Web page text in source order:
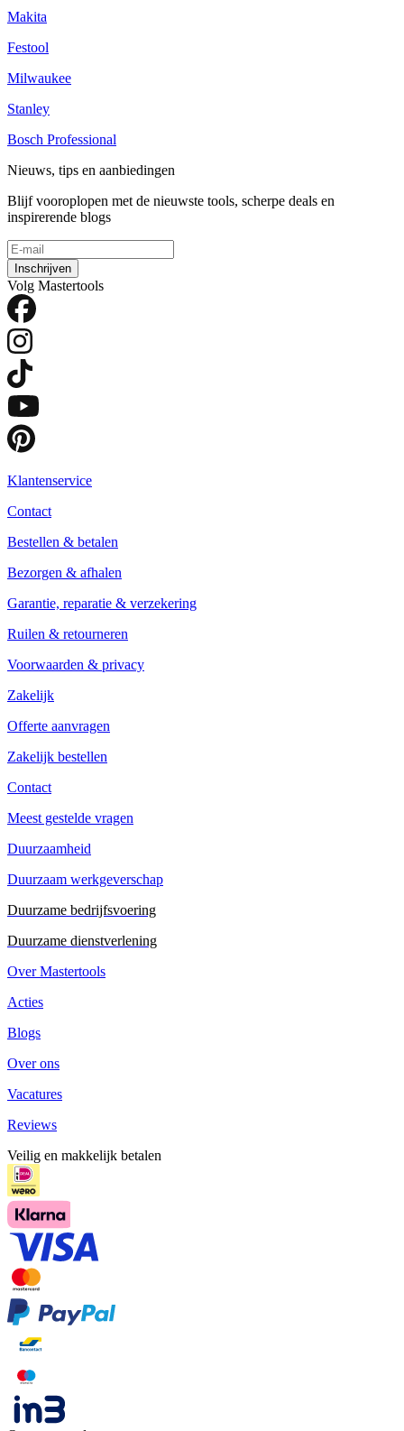
Makita
Festool
Milwaukee
Stanley
Bosch Professional
Nieuws, tips en aanbiedingen
Blijf vooroplopen met de nieuwste tools, scherpe deals en
inspirerende blogs
Inschrijven
Volg Mastertools
Klantenservice
Contact
Bestellen & betalen
Bezorgen & afhalen
Garantie, reparatie & verzekering
Ruilen & retourneren
Voorwaarden & privacy
Zakelijk
Offerte aanvragen
Zakelijk bestellen
Contact
Meest gestelde vragen
Duurzaamheid
Duurzaam werkgeverschap
Duurzame bedrijfsvoering
Duurzame dienstverlening
Over Mastertools
Acties
Blogs
Over ons
Vacatures
Reviews
Veilig en makkelijk betalen